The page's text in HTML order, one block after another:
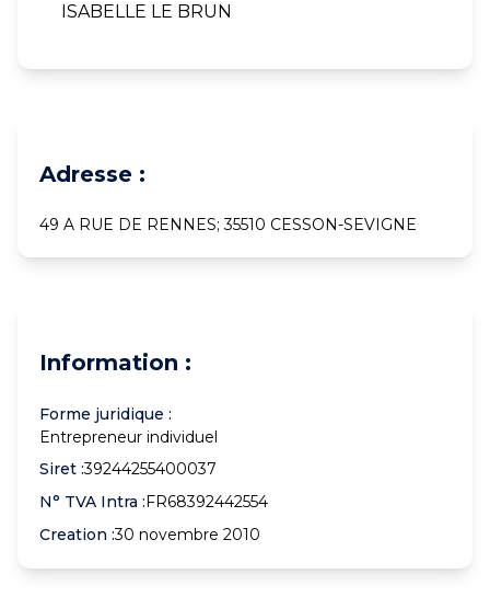
ISABELLE LE BRUN
Adresse :
49 A RUE DE RENNES; 35510 CESSON-SEVIGNE
Information :
Forme juridique :
Entrepreneur individuel
Siret :39244255400037
N° TVA Intra :FR68392442554
Creation :30 novembre 2010